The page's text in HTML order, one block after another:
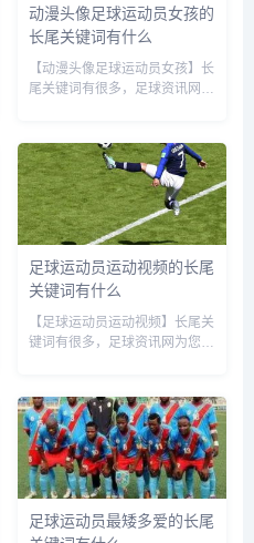
动漫头像足球运动员女孩的
长尾关键词有什么
【动漫头像足球运动员女孩】长
尾关键词有很多，足球资讯网为
词：动漫头像足球运动员女孩图
片,动漫头像足球运动员女孩可
爱,动漫头像足球运动员女孩
子,...
足球运动员运动视频的长尾
关键词有什么
【足球运动员运动视频】长尾关
键词有很多，足球资讯网为您整
足球运动员运动视频素材,足球
运动员运动视频大全,足球运动
员运动视频高清,足球运动员的
视...
足球运动员最矮多爱的长尾